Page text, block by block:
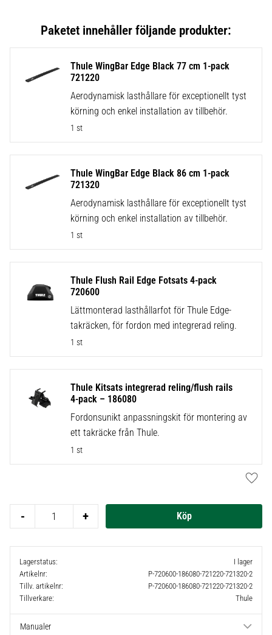
Thule WingBar Edge Black 77 cm 1-pack
721220
Aerodynamisk lasthållare för exceptionellt tyst
körning och enkel installation av tillbehör.
1 st
Thule WingBar Edge Black 86 cm 1-pack
721320
Aerodynamisk lasthållare för exceptionellt tyst
körning och enkel installation av tillbehör.
1 st
Thule Flush Rail Edge Fotsats 4-pack
720600
Lättmonterad lasthållarfot för Thule Edge-
takräcken, för fordon med integrerad reling.
1 st
Thule Kitsats integrerad reling/flush rails
4-pack – 186080
Fordonsunikt anpassningskit för montering av
ett takräcke från Thule.
1 st
+
-
Lagerstatus
I lager
Artikelnr
P-720600-186080-721220-721320-2
Tillv. artikelnr
P-720600-186080-721220-721320-2
Tillverkare
Thule
Manualer